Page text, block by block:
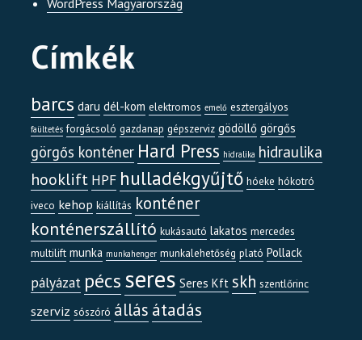
Címkék
barcs daru dél-kom elektromos emelő esztergályos
faültetés forgácsoló gazdanap gépszerviz gödöllő görgős
görgős konténer Hard Press hidralika hidraulika
hooklift HPF hulladékgyűjtő hóeke hókotró
iveco kehop kiállítás konténer
konténerszállító kukásautó lakatos mercedes
multilift munka munkahenger munkalehetőség plató Pollack
pályázat pécsseres Seres Kft skh szentlőrinc
szerviz sószóró állás átadás